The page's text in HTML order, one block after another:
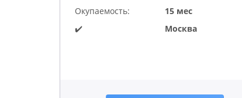
Окупаемость:
15 мес
✔️
Москва